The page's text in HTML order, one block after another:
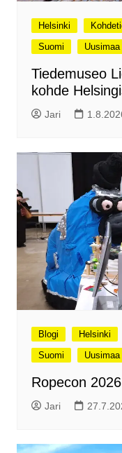
Helsinki
Suomi
Uusimaa
Tiedemuseo
kohde
Jari
Blogi Helsinki
Suomi
Uusimaa
Ropecon 2026
Jari